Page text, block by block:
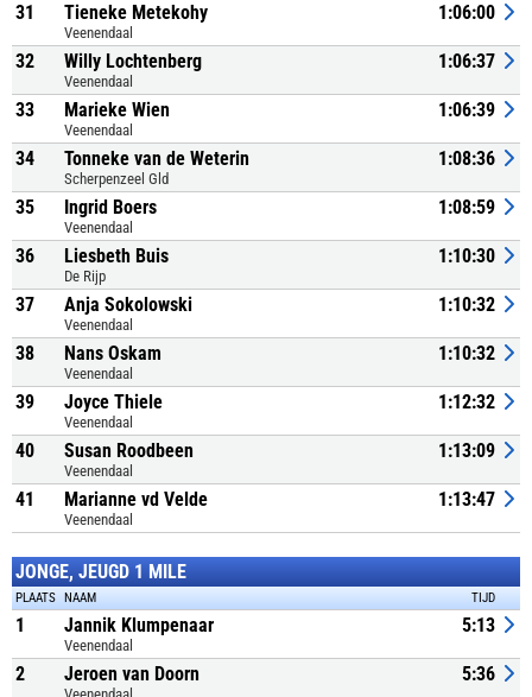
31 Tieneke Metekohy
Veenendaal
1:06:00
32 Willy Lochtenberg
Veenendaal
1:06:37
33 Marieke Wien
Veenendaal
1:06:39
34 Tonneke van de Weterin
Scherpenzeel Gld
1:08:36
35 Ingrid Boers
Veenendaal
1:08:59
36 Liesbeth Buis
De Rijp
1:10:30
37 Anja Sokolowski
Veenendaal
1:10:32
38 Nans Oskam
Veenendaal
1:10:32
39 Joyce Thiele
Veenendaal
1:12:32
40 Susan Roodbeen
Veenendaal
1:13:09
41 Marianne vd Velde
Veenendaal
1:13:47
JONGE, JEUGD 1 MILE
PLAATS NAAM TIJD
1 Jannik Klumpenaar
Veenendaal
5:13
2 Jeroen van Doorn 5:36